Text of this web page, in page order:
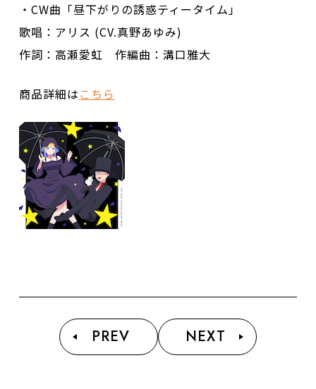
・CW曲「昼下がりの誘惑ティータイム」
歌唱：アリス (CV.真野あゆみ)
作詞：高瀬愛虹 作編曲：溝口雅大
商品詳細は こちら
PREV NEXT